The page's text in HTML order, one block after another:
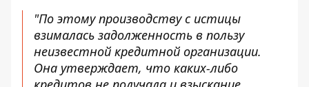
"По этому производству с истицы
взималась задолженность в пользу
неизвестной кредитной организации.
Она утверждает, что каких-либо